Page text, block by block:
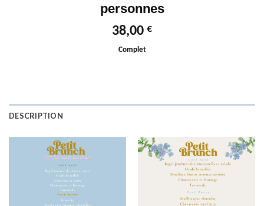
personnes
38,00 €
Complet
DESCRIPTION